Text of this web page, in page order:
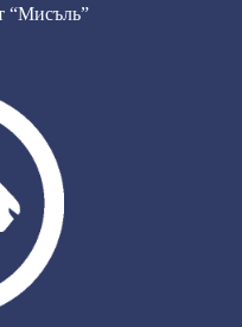
“Мисъль”